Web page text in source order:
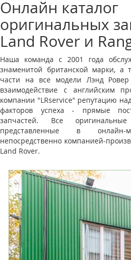
Онлайн каталог
оригинальных
Land Rover и
Наша команда с 2001 года
знаменитой британской марки, а
части на все модели Лэнд
взаимодействие с английским
компании "LRservice" репутацию
факторов успеха - прямые
запчастей. Все
представленные в онлайн-
непосредственно компанией-
Land Rover.